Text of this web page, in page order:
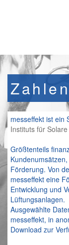
messeffekt ist ein
Instituts für
Größtenteils
Förderung. Von
messeffekt eine
Entwicklung und
Lüftungsanlagen.
Ausgewählte
messeffekt, in
Download zur